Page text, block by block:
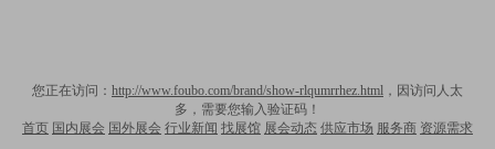
您正在访问： http://www.foubo.com/brand/show-rlqumrrhez.html ，因访问人太
多，需要您输入验证码！
首页 国内展会 国外展会 行业新闻 找展馆 展会动态 供应市场 服务商 资源需求